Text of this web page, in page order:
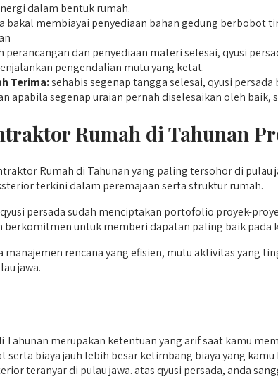
dalam bentuk rumah.
bakal membiayai penyediaan bahan gedung
perancangan dan penyediaan materi selesai, qyusi
pengendalian mutu yang ketat.
Terima:sehabis segenap tangga selesai, qyusi
apabila segenap uraian pernah diselesaikan oleh
Rumah di Tahunan
Rumah di Tahunan yang paling tersohor di
terkini dalam peremajaan serta struktur rumah.
persada sudah menciptakan portofolio proyek-
untuk memberi dapatan paling baik pada
manajemen rencana yang efisien, mutu aktivitas yang
jawa.
merupakan ketentuan yang arif saat kamu
serta biaya jauh lebih besar ketimbang biaya yang
teranyar di pulau jawa. atas qyusi persada, anda